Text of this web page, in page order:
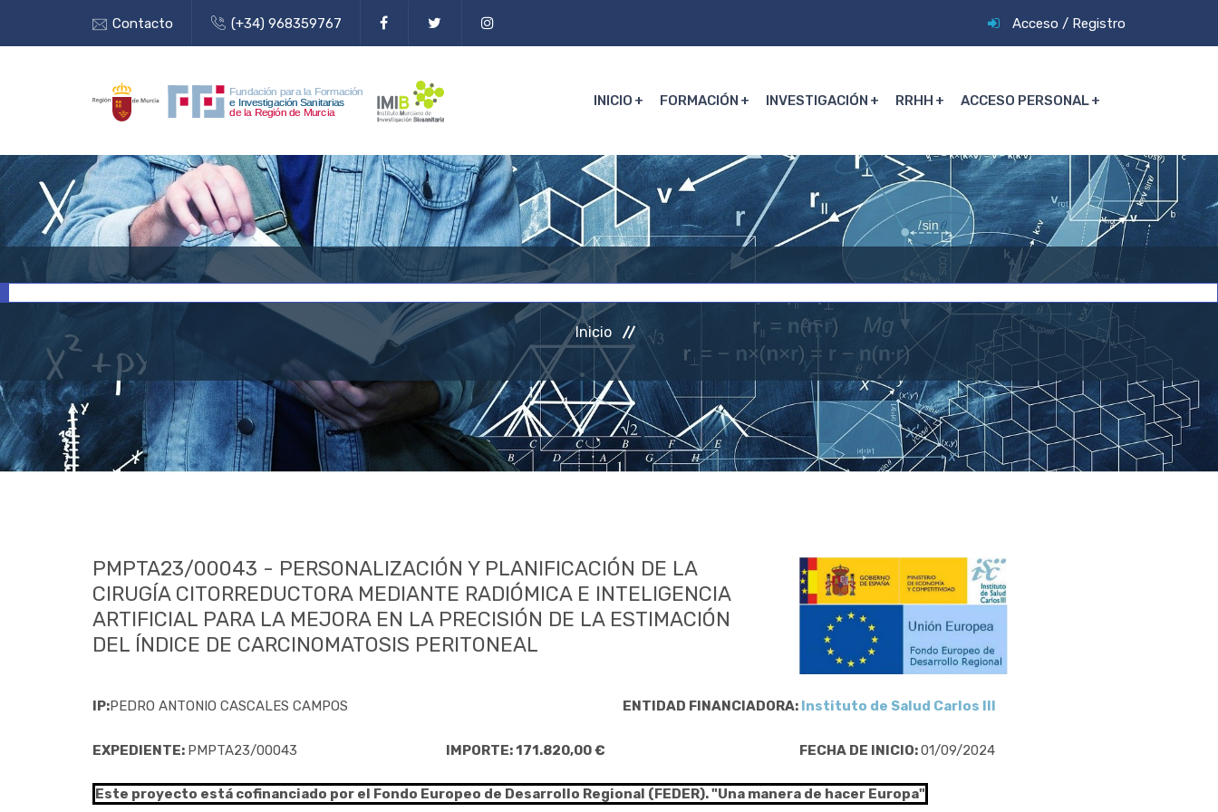
Contacto (+34) 968359767 Acceso / Registro
INICIO FORMACIÓN INVESTIGACIÓN RRHH ACCESO PERSONAL
Inicio
PMPTA23/00043 - PERSONALIZACIÓN Y PLANIFICACIÓN DE LA
CIRUGÍA CITORREDUCTORA MEDIANTE RADIÓMICA E INTELIGENCIA
ARTIFICIAL PARA LA MEJORA EN LA PRECISIÓN DE LA ESTIMACIÓN
DEL ÍNDICE DE CARCINOMATOSIS PERITONEAL
IP:PEDRO ANTONIO CASCALES CAMPOS ENTIDAD FINANCIADORA: Instituto de Salud Carlos III
EXPEDIENTE: PMPTA23/00043 IMPORTE: 171.820,00 € FECHA DE INICIO:01/09/2024
Este proyecto está cofinanciado por el Fondo Europeo de Desarrollo Regional (FEDER). "Una manera de hacer Europa"